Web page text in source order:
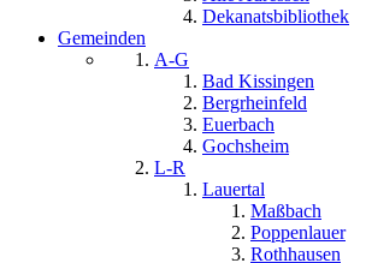
Dekanatsbibliothek
Gemeinden
A-G
Bad Kissingen
Bergrheinfeld
Euerbach
Gochsheim
L-R
Lauertal
Maßbach
Poppenlauer
Rothhausen